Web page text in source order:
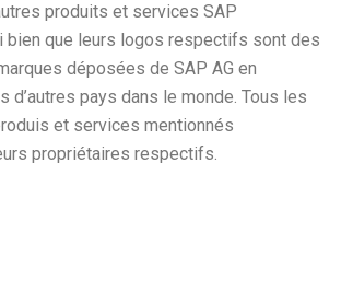
produits et services SAP
bien que leurs logos respectifs sont des
déposées de SAP AG en
d’autres pays dans le monde. Tous les
et services mentionnés
propriétaires respectifs.